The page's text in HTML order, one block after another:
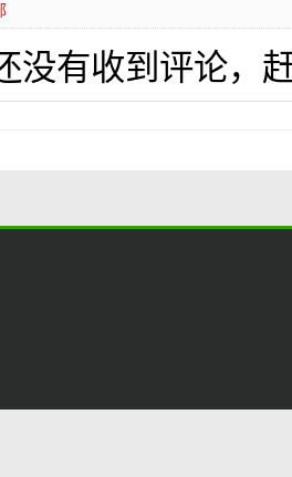
没有收到评论，